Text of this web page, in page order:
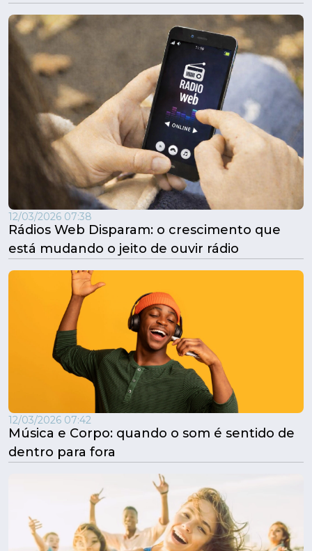
12/03/2026 07:38
Rádios Web Disparam: o crescimento que
está mudando o jeito de ouvir rádio
12/03/2026 07:42
Música e Corpo: quando o som é sentido de
dentro para fora